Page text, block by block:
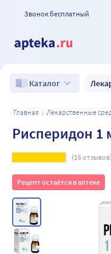
Звонок бесплатный
Каталог
главная лекарственные
Рисперидон 1
(16отзывов)
Рецепт остаётся в аптеке